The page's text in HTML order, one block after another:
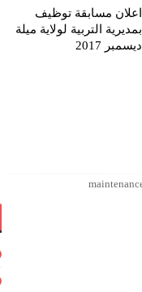
اعلان مسابقة توظيف
بمديرية التربية لولاية ميلة
ديسمبر 2017